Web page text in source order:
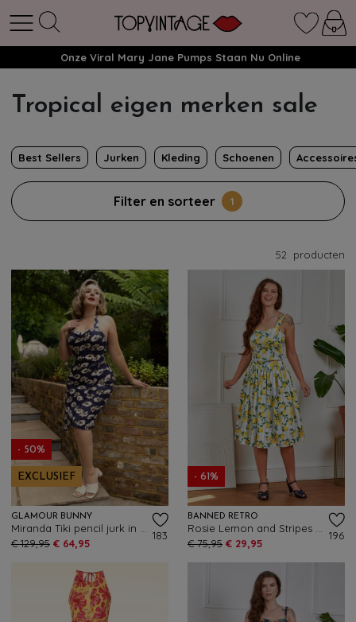
Onze Viral Mary Jane Pumps Staan Nu Online
Tropical eigen merken sale
Best Sellers Jurken Kleding Schoenen
Filter en sorteer 1
52 producten
- 50%
EXCLUSIEF
GLAMOUR BUNNY
€ 129,95 € 64,95
183
- 61%
BANNED RETRO
€ 75,95 € 29,95
196